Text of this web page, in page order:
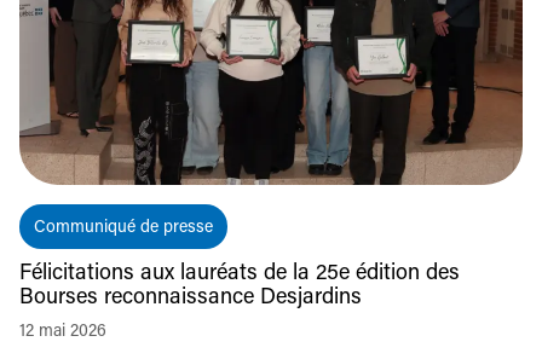
Communiqué de presse
Félicitations aux lauréats de la 25e édition des
Bourses reconnaissance Desjardins
12 mai 2026